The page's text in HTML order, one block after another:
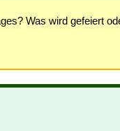
Was wird gefeiert